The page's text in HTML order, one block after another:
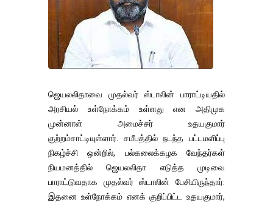
ஜெயலலிதாவை முதல்வர் ஸ்டாலின் பாராட்டியதில்
அரசியல் உள்நோக்கம் உள்ளது என அதிமுக
முன்னாள் அமைச்சர் உதயகுமார்
குற்றம்சாட்டியுள்ளார். சமீபத்தில் நடந்த பட்டமளிப்பு
நிகழ்ச்சி ஒன்றில், பல்கலைக்கழக வேந்தர்கள்
நியமனத்தில் ஜெயலலிதா எடுத்த முடிவை
பாராட்டுவதாக முதல்வர் ஸ்டாலின் பேசியிருந்தார்.
இதனை உள்நோக்கம் எனக் குறிப்பிட்ட உதயகுமார்,